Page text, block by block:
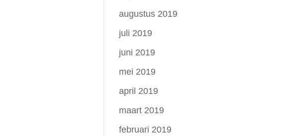
augustus 2019
juli 2019
juni 2019
mei 2019
april 2019
maart 2019
februari 2019